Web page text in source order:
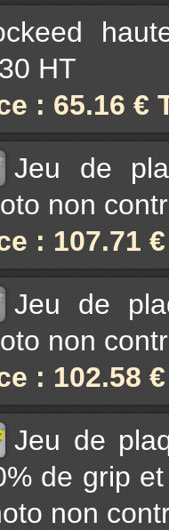
HT
: 65.16 €
Jeu de
non
: 107.71
Jeu de
non
: 102.58
Jeu de
de grip
non